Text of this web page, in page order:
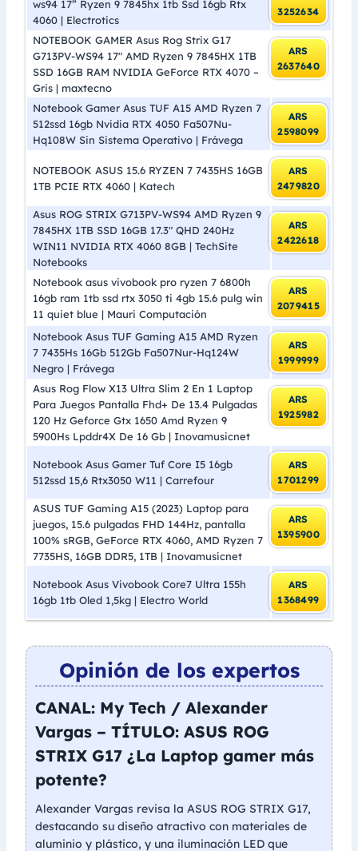
ws94 17” Ryzen 9 7845hx 1tb Ssd 16gb Rtx
4060 | Electrotics
3252634
NOTEBOOK GAMER Asus Rog Strix G17
G713PV-WS94 17″ AMD Ryzen 9 7845HX 1TB
SSD 16GB RAM NVIDIA GeForce RTX 4070 –
Gris | maxtecno
ARS
2637640
Notebook Gamer Asus TUF A15 AMD Ryzen 7
512ssd 16gb Nvidia RTX 4050 Fa507Nu-
Hq108W Sin Sistema Operativo | Frávega
ARS
2598099
NOTEBOOK ASUS 15.6 RYZEN 7 7435HS 16GB
1TB PCIE RTX 4060 | Katech
ARS
2479820
Asus ROG STRIX G713PV-WS94 AMD Ryzen 9
7845HX 1TB SSD 16GB 17.3″ QHD 240Hz
WIN11 NVIDIA RTX 4060 8GB | TechSite
Notebooks
ARS
2422618
Notebook asus vivobook pro ryzen 7 6800h
16gb ram 1tb ssd rtx 3050 ti 4gb 15.6 pulg win
11 quiet blue | Mauri Computación
ARS
2079415
Notebook Asus TUF Gaming A15 AMD Ryzen
7 7435Hs 16Gb 512Gb Fa507Nur-Hq124W
Negro | Frávega
ARS
1999999
Asus Rog Flow X13 Ultra Slim 2 En 1 Laptop
Para Juegos Pantalla Fhd+ De 13.4 Pulgadas
120 Hz Geforce Gtx 1650 Amd Ryzen 9
5900Hs Lpddr4X De 16 Gb | Inovamusicnet
ARS
1925982
Notebook Asus Gamer Tuf Core I5 16gb
512ssd 15,6 Rtx3050 W11 | Carrefour
ARS
1701299
ASUS TUF Gaming A15 (2023) Laptop para
juegos, 15.6 pulgadas FHD 144Hz, pantalla
100% sRGB, GeForce RTX 4060, AMD Ryzen 7
7735HS, 16GB DDR5, 1TB | Inovamusicnet
ARS
1395900
Notebook Asus Vivobook Core7 Ultra 155h
16gb 1tb Oled 1,5kg | Electro World
ARS
1368499
Opinión de los expertos
CANAL: My Tech / Alexander
Vargas – TÍTULO: ASUS ROG
STRIX G17 ¿La Laptop gamer más
potente?
Alexander Vargas revisa la ASUS ROG STRIX G17,
destacando su diseño atractivo con materiales de
aluminio y plástico, y una iluminación LED que